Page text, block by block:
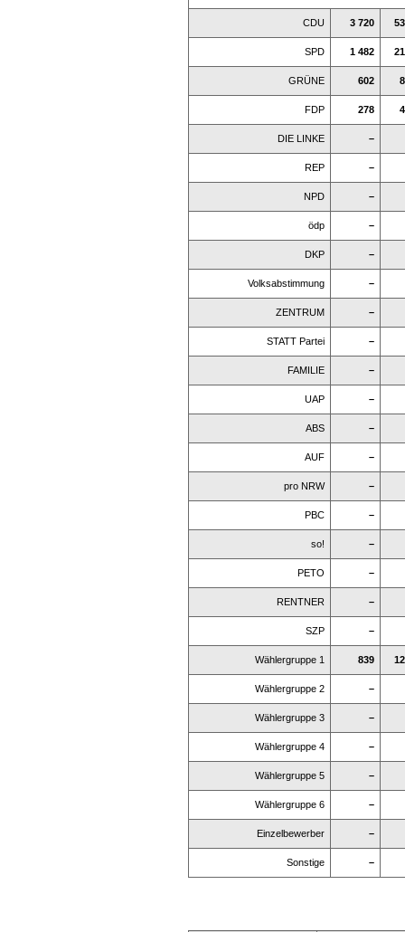
CDU 3 720
SPD 1 482
GRÜNE 602
FDP 278
DIE LINKE –
REP –
NPD –
ödp –
DKP –
Volksabstimmung –
ZENTRUM –
STATT Partei –
FAMILIE –
UAP –
ABS –
AUF –
pro NRW –
PBC –
so! –
PETO –
RENTNER –
SZP –
Wählergruppe 1 839
Wählergruppe 2 –
Wählergruppe 3 –
Wählergruppe 4 –
Wählergruppe 5 –
Wählergruppe 6 –
Einzelbewerber –
Sonstige –